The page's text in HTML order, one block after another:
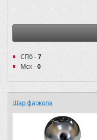
СПб -7
Мск -0
Шар фаркопа